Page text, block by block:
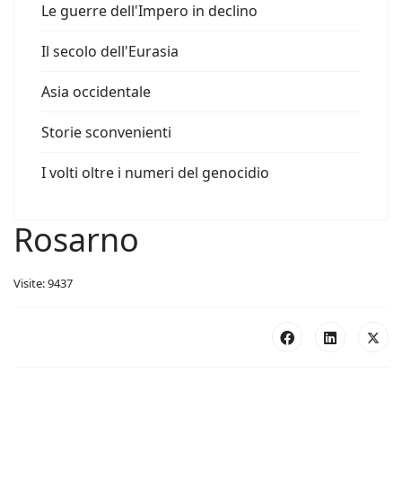
Le guerre dell'Impero in declino
Il secolo dell'Eurasia
Asia occidentale
Storie sconvenienti
I volti oltre i numeri del genocidio
Rosarno
Visite: 9437